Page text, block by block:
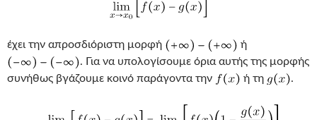
έχει την απροσδιόριστη μορφή
ή
. Για να υπολογίσουμε όρια αυτής της μορφής
συνήθως βγάζουμε κοινό παράγοντα την
ή τη .